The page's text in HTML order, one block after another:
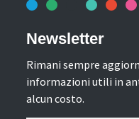
Newsletter
Rimani sempre
informazioni utili in
alcun costo.